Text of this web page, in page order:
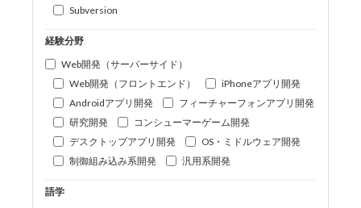
Subversion
経験分野
Web開発（サーバーサイド）
Web開発（フロントエンド）
iPhoneアプリ開発
Androidアプリ開発
フィーチャーフォンアプリ開発
研究開発
コンシューマーゲーム開発
デスクトップアプリ開発
OS・ミドルウェア開発
制御組み込み系開発
汎用系開発
語学